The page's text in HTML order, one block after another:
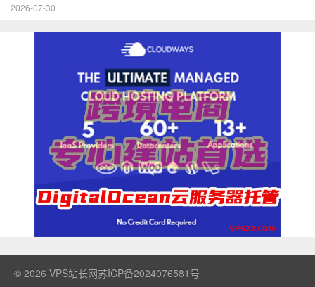
2026-07-30
© 2026 VPS站长网苏ICP备2024076581号